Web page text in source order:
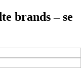
brands – se